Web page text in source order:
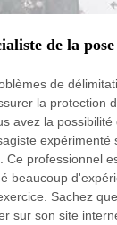
de la
de
la protection
avez la
expérimenté
Ce professionnel
beaucoup
Sachez
sur son site